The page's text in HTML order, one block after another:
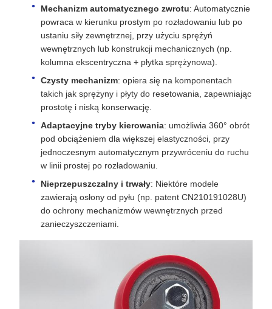
Mechanizm automatycznego zwrotu: Automatycznie
powraca w kierunku prostym po rozładowaniu lub po
ustaniu siły zewnętrznej, przy użyciu sprężyń
wewnętrznych lub konstrukcji mechanicznych (np.
kolumna ekscentryczna + płytka sprężynowa).
Czysty mechanizm: opiera się na komponentach
takich jak sprężyny i płyty do resetowania, zapewniając
prostotę i niską konserwację.
Adaptacyjne tryby kierowania: umożliwia 360° obrót
pod obciążeniem dla większej elastyczności, przy
jednoczesnym automatycznym przywróceniu do ruchu
w linii prostej po rozładowaniu.
Nieprzepuszczalny i trwały: Niektóre modele
zawierają osłony od pyłu (np. patent CN210191028U)
do ochrony mechanizmów wewnętrznych przed
zanieczyszczeniami.